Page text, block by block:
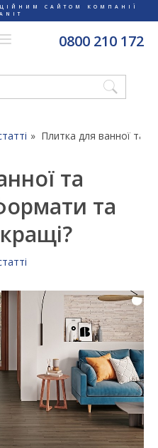
САЙТОМ КОМПАНІЇ
0800 210 172
Плитка для ванної та
та
та